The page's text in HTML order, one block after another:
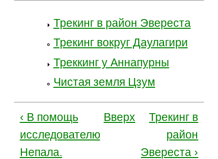
Трекинг в район Эвереста
Трекинг вокруг Даулагири
Треккинг у Аннапурны
Чистая земля Цзум
‹ В помощь
исследователю
Непала.
Вверх
Трекинг в
район
Эвереста ›